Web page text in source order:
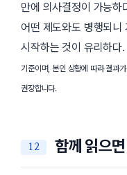
만에 의사결정이 가능하
어떤 제도와도 병행되니
시작하는 것이 유리하다.
기준이며, 본인 상황에 따라 결과
권장합니다.
함께 읽으